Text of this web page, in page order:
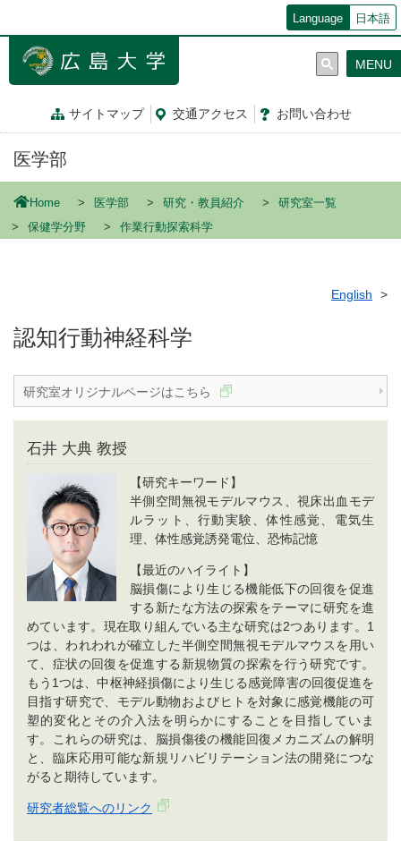
ン
Language 日本語
サイトマップ 交通アクセス お問い合わせ
MENU
医学部
Home 医学部 研究・教員紹介
研究室一覧
保健学分野
作業行動探索科学
English
認知行動神経科学
研究室オリジナルページはこちら
石井 大典 教授
【研究キーワード】
半側空間無視モデルマウス、視床出血モデ
ルラット、行動実験、体性感覚、電気生
理、体性感覚誘発電位、恐怖記憶
【最近のハイライト】
脳損傷により生じる機能低下の回復を促進
する新たな方法の探索をテーマに研究を進
めています。現在取り組んでいる主な研究は2つあります。1
つは、われわれが確立した半側空間無視モデルマウスを用い
て、症状の回復を促進する新規物質の探索を行う研究です。
もう1つは、中枢神経損傷により生じる感覚障害の回復促進を
目指す研究で、モデル動物およびヒトを対象に感覚機能の可
塑的変化とその介入法を明らかにすることを目指していま
す。これらの研究は、脳損傷後の機能回復メカニズムの解明
と、臨床応用可能な新規リハビリテーション法の開発につな
がると期待しています。
研究者総覧へのリンク